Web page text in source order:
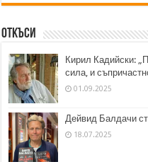
Откъси
Кирил Кадийски:
сила, и
01.09.2025
Дейвид Балдачи
18.07.2025